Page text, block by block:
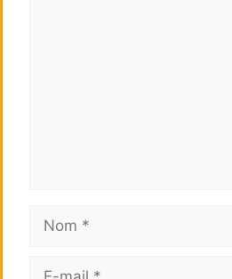
Nom